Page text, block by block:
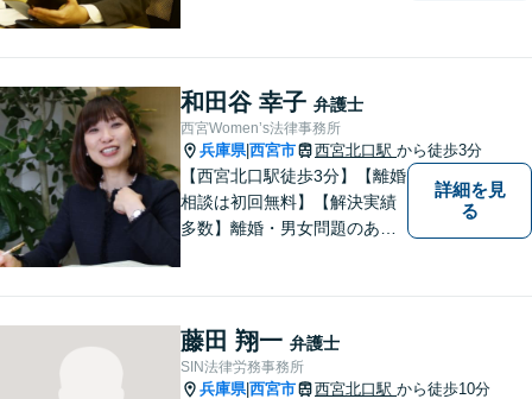
和田谷 幸子 弁護士
西宮Women’s法律事務所
兵庫県|西宮市 西宮北口駅 から徒歩3分
【西宮北口駅徒歩3分】【離婚
相談は初回無料】【解決実績
多数】離婚・男女問題のあら
します。【土日祝日・夜間の
ご相談も対応可】【完全個室
／お子様同伴でも大丈夫で
詳細を見
る
藤田 翔一 弁護士
SIN法律労務事務所
兵庫県|西宮市 西宮北口駅 から徒歩10分